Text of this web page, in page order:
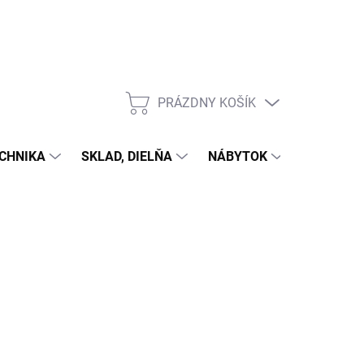
NÁKUPNÝ
PRÁZDNY KOŠÍK
SKLAD, DIELŇA NÁBYTOK